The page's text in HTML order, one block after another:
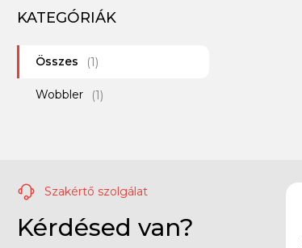
Iron Claw (65)
Jackall (5)
Lurefans (26)
Major Craft (8)
KATEGÓRIÁK
Összes (1)
Wobbler (1)
Szakértő szolgálat
Kérdésed van?